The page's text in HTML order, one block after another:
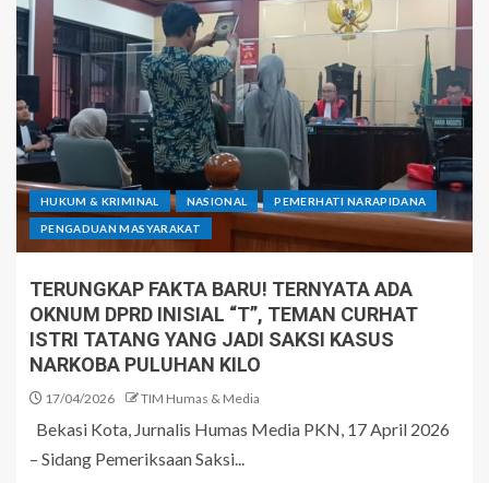
HUKUM & KRIMINAL NASIONAL PEMERHATI NARAPIDANA
PENGADUAN MASYARAKAT
TERUNGKAP FAKTA BARU! TERNYATA ADA
OKNUM DPRD INISIAL “T”, TEMAN CURHAT
ISTRI TATANG YANG JADI SAKSI KASUS
NARKOBA PULUHAN KILO
17/04/2026 TIM Humas & Media
Bekasi Kota, Jurnalis Humas Media PKN, 17 April 2026
– Sidang Pemeriksaan Saksi...